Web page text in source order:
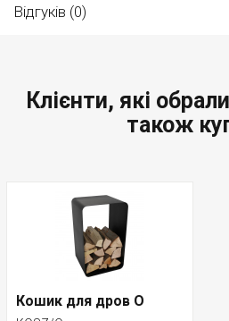
Відгуків (0)
Клієнти, які
також
Кошик для дров O